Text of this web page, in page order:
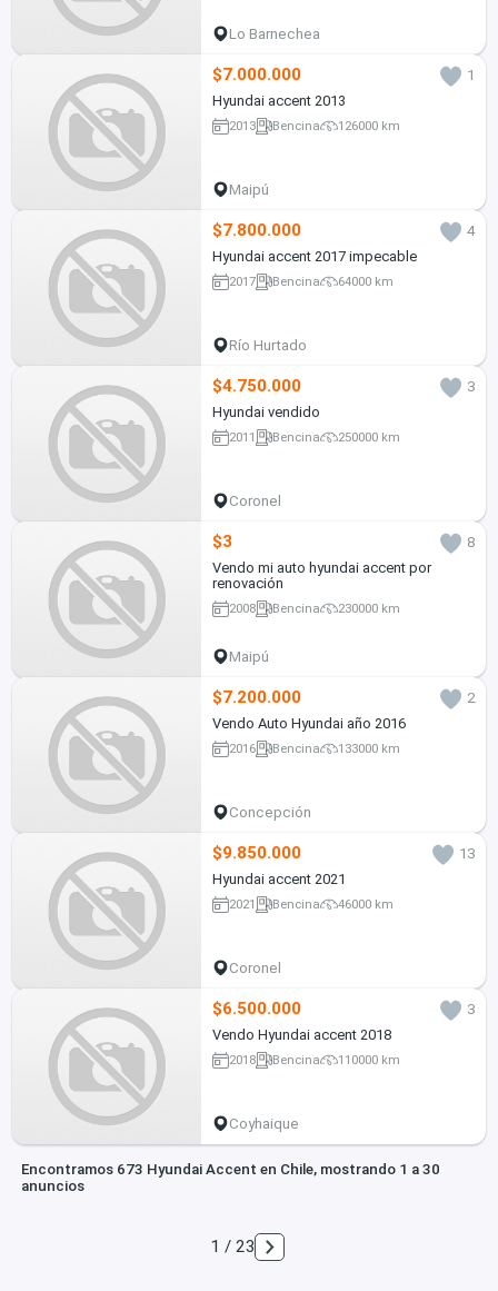
Lo Barnechea
$7.000.000
1
Hyundai accent 2013
2013 Bencina 126000 km
Maipú
$7.800.000
4
Hyundai accent 2017 impecable
2017 Bencina 64000 km
Río Hurtado
$4.750.000
3
Hyundai vendido
2011 Bencina 250000 km
Coronel
$3
8
Vendo mi auto hyundai accent por
renovación
2008 Bencina 230000 km
Maipú
$7.200.000
2
Vendo Auto Hyundai año 2016
2016 Bencina 133000 km
Concepción
$9.850.000
13
Hyundai accent 2021
2021 Bencina 46000 km
Coronel
$6.500.000
3
Vendo Hyundai accent 2018
2018 Bencina 110000 km
Coyhaique
Encontramos 673 Hyundai Accent en Chile, mostrando 1 a 30
anuncios
1 / 23